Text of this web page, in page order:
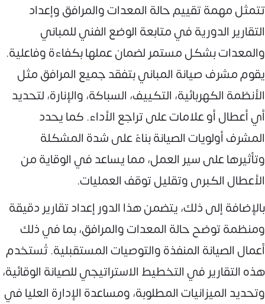
تتمثل مهمة تقييم حالة المعدات والمرافق وإعداد
التقارير الدورية في متابعة الوضع الفني للمباني
والمعدات بشكل مستمر لضمان عملها بكفاءة وفاعلية.
يقوم مشرف صيانة المباني بتفقد جميع المرافق مثل
الأنظمة الكهربائية، التكييف، السباكة، والإنارة، لتحديد
أي أعطال أو علامات على تراجع الأداء. كما يحدد
المشرف أولويات الصيانة بناءً على شدة المشكلة
وتأثيرها على سير العمل، مما يساعد في الوقاية من
الأعطال الكبرى وتقليل توقف العمليات.
بالإضافة إلى ذلك، يتضمن هذا الدور إعداد تقارير دقيقة
ومنظمة توضح حالة المعدات والمرافق، بما في ذلك
أعمال الصيانة المنفذة والتوصيات المستقبلية. تُستخدم
هذه التقارير في التخطيط الاستراتيجي للصيانة الوقائية،
وتحديد الميزانيات المطلوبة، ومساعدة الإدارة العليا في